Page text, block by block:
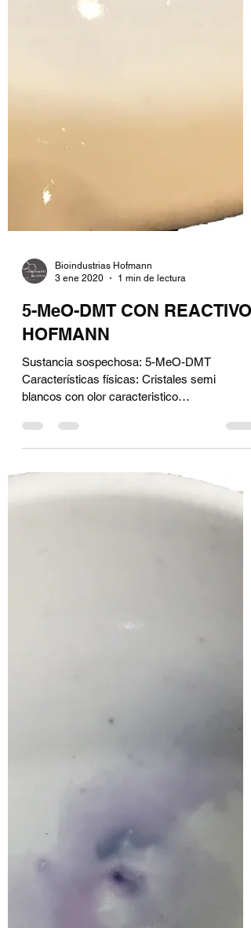
3 ene 2020
5-MeO-DMT CON REACTIVO
HOFMANN
blancos con olor caracteristico
Características químicas: ...